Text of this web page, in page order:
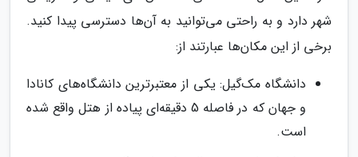
شهر دارد و به راحتی می‌توانید به آن‌ها دسترسی پیدا کنید.
برخی از این مکان‌ها عبارتند از:
دانشگاه مک‌گیل: یکی از معتبرترین دانشگاه‌های کانادا
و جهان که در فاصله 5 دقیقه‌ای پیاده از هتل واقع شده
است.